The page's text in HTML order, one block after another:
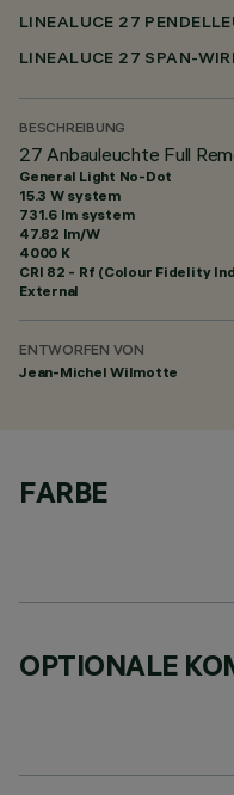
LINEALUCE 27
LINEALUCE 27 SPAN-
BESCHREIBUNG
27 Anbauleuchte Full
General Light No-Dot
15.3 W system
731.6 lm system
47.82 lm/W
4000 K
CRI 82 - Rf (Colour Fidelity
External
ENTWORFEN VON
Jean-Michel Wilmotte
FARBE
OPTIONALE